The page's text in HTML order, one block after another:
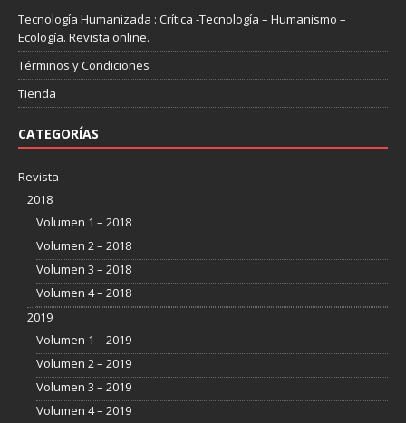
Tecnología Humanizada : Crítica -Tecnología – Humanismo –
Ecología. Revista online.
Términos y Condiciones
Tienda
CATEGORÍAS
Revista
2018
Volumen 1 – 2018
Volumen 2 – 2018
Volumen 3 – 2018
Volumen 4 – 2018
2019
Volumen 1 – 2019
Volumen 2 – 2019
Volumen 3 – 2019
Volumen 4 – 2019